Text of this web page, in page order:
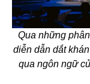
Qua những
diễn dẫn dắt
qua ngôn ngữ